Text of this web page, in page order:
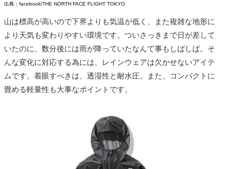
出典：facebook/THE NORTH FACE FLIGHT TOKYO
山は標高が高いので下界よりも気温が低く、また複雑な地形に
より天気も変わりやすい環境です。ついさっきまで日が差して
いたのに、数分後には雨が降っていたなんて事もしばしば。そ
んな変化に対応する為には、レインウェアは欠かせないアイテ
ムです。着眼すべきは、透湿性と耐水圧。また、コンパクトに
畳める軽量性も大事なポイントです。